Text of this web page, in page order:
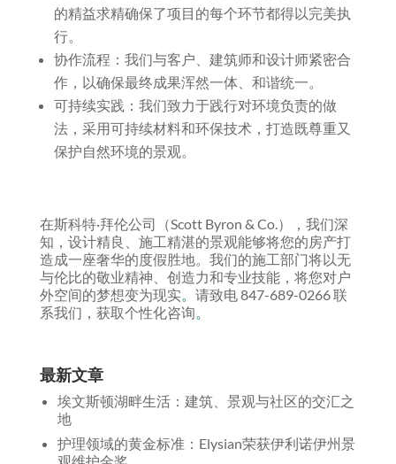
的精益求精确保了项目的每个环节都得以完美执
行。
协作流程：我们与客户、建筑师和设计师紧密合
作，以确保最终成果浑然一体、和谐统一。
可持续实践：我们致力于践行对环境负责的做
法，采用可持续材料和环保技术，打造既尊重又
保护自然环境的景观。
在斯科特·拜伦公司（Scott Byron & Co.），我们深
知，设计精良、施工精湛的景观能够将您的房产打
造成一座奢华的度假胜地。我们的施工部门将以无
与伦比的敬业精神、创造力和专业技能，将您对户
外空间的梦想变为现实。 请致电 847-689-0266 联
系我们，获取个性化咨询。
最新文章
埃文斯顿湖畔生活：建筑、景观与社区的交汇之
地
护理领域的黄金标准：Elysian荣获伊利诺伊州景